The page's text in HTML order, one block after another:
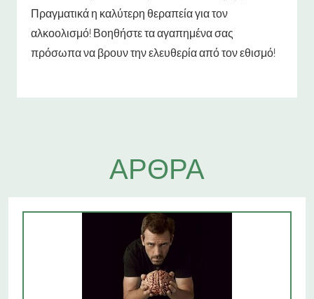
Πραγματικά η καλύτερη θεραπεία για τον
αλκοολισμό! Βοηθήστε τα αγαπημένα σας
πρόσωπα να βρουν την ελευθερία από τον εθισμό!
ΆΡΘΡΑ